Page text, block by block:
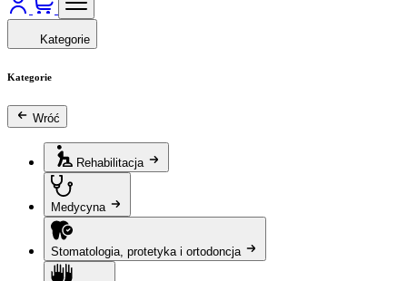
Kategorie
Kategorie
Wróć
Rehabilitacja
Medycyna
Stomatologia, protetyka i ortodoncja